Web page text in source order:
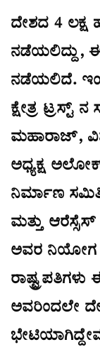
ದೇಶದ 4 ಲಕ್ಷ
ನಡೆಯಲಿದ್ದು,
ನಡೆಯಲಿದೆ.
ಕ್ಷೇತ್ರ
ಮಹಾರಾಜ್,
ಅಧ್ಯಕ್ಷ
ನಿರ್ಮಾಣ
ಮತ್ತು
ಅವರ ನಿಯೋಗ
ಅವರಿಂದಲೇ